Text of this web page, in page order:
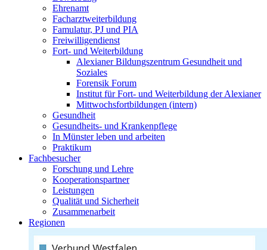
Ehrenamt
Facharztweiterbildung
Famulatur, PJ und PIA
Freiwilligendienst
Fort- und Weiterbildung
Alexianer Bildungszentrum Gesundheit und
Soziales
Forensik Forum
Institut für Fort- und Weiterbildung der Alexianer
Mittwochsfortbildungen (intern)
Gesundheit
Gesundheits- und Krankenpflege
In Münster leben und arbeiten
Praktikum
Fachbesucher
Forschung und Lehre
Kooperationspartner
Leistungen
Qualität und Sicherheit
Zusammenarbeit
Regionen